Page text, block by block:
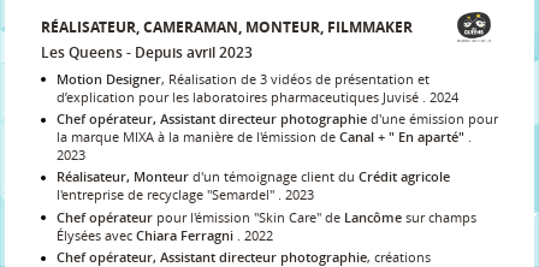
RÉALISATEUR, CAMERAMAN, MONTEUR, FILMMAKER
Les Queens
Depuis avril 2023
Motion Designer, Réalisation de 3 vidéos de présentation et
d’explication pour les laboratoires pharmaceutiques Juvisé . 2024
Chef opérateur, Assistant directeur photographied'une émission pour
la marque MIXA à la manière de l'émission de Canal + " En aparté" .
2023
Réalisateur, Monteurd'un témoignage client du Crédit agricole
l'entreprise de recyclage "Semardel" . 2023
Chef opérateurpour l'émission "Skin Care" de Lancômesur champs
Élysées avec Chiara Ferragni. 2022
Chef opérateur, Assistant directeur photographie, créations